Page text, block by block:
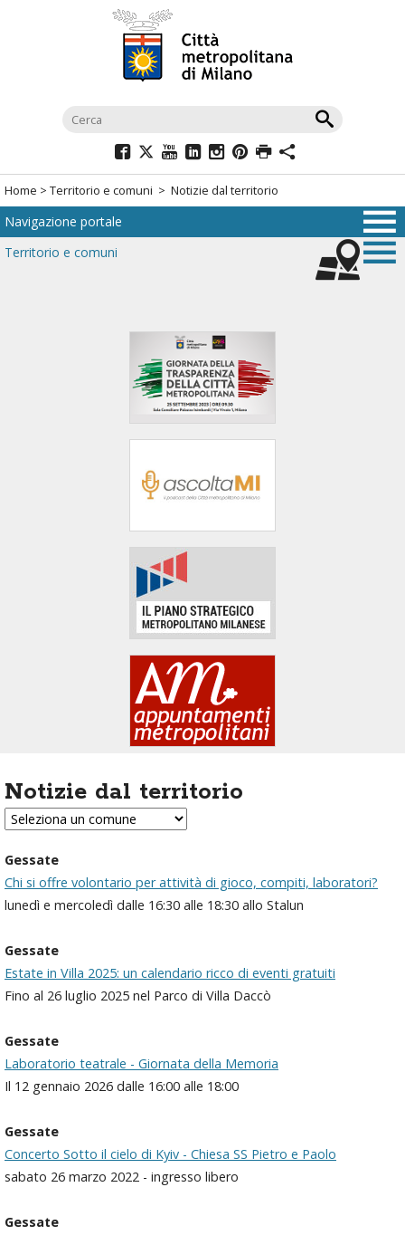
navigazione
menù
di
navigazione
Home > Territorio e comuni > Notizie dal territorio
Navigazione portale
Territorio e comuni
Notizie dal territorio
Gessate
Chi si offre volontario per attività di gioco, compiti, laboratori?
lunedì e mercoledì dalle 16:30 alle 18:30 allo Stalun
Gessate
Estate in Villa 2025: un calendario ricco di eventi gratuiti
Fino al 26 luglio 2025 nel Parco di Villa Daccò
Gessate
Laboratorio teatrale - Giornata della Memoria
Il 12 gennaio 2026 dalle 16:00 alle 18:00
Gessate
Concerto Sotto il cielo di Kyiv - Chiesa SS Pietro e Paolo
sabato 26 marzo 2022 - ingresso libero
Gessate